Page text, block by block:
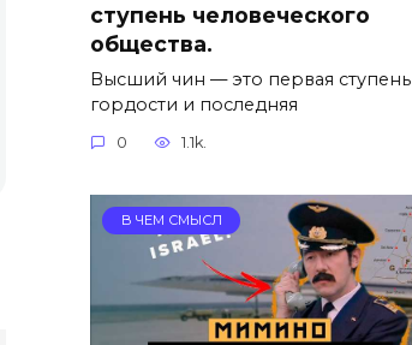
ступень человеческого
общества.
Высший чин — это первая ступень
гордости и последняя
0 1.1k.
В ЧЕМ СМЫСЛ